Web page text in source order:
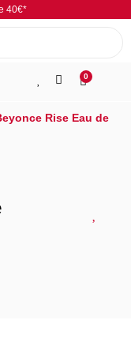
40€*
0
Rise Eau de